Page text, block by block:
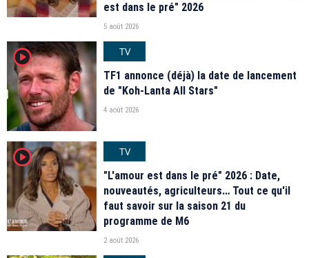
est dans le pré" 2026
5 août 2026
player2
TV
TF1 annonce (déjà) la date de lancement
de "Koh-Lanta All Stars"
4 août 2026
player2
TV
"L'amour est dans le pré" 2026 : Date,
nouveautés, agriculteurs… Tout ce qu'il
faut savoir sur la saison 21 du
programme de M6
2 août 2026